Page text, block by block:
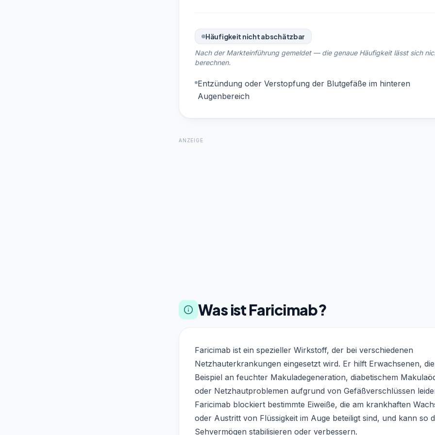
Häufigkeit nicht abschätzbar
Nach der Markteinführung gemeldet — die genaue Häufigkeit lässt sich
berechnen.
Entzündung oder Verstopfung der Blutgefäße im hinteren
Augenbereich
ANZEIGE
Was ist Faricimab?
Faricimab ist ein spezieller Wirkstoff, der bei verschiedenen
Netzhauterkrankungen eingesetzt wird. Er hilft Erwachsenen,
Beispiel an feuchter Makuladegeneration, diabetischem
oder Netzhautproblemen aufgrund von Gefäßverschlüssen
Faricimab blockiert bestimmte Eiweiße, die am krankhaften
oder Austritt von Flüssigkeit im Auge beteiligt sind, und kann so
Sehvermögen stabilisieren oder verbessern.